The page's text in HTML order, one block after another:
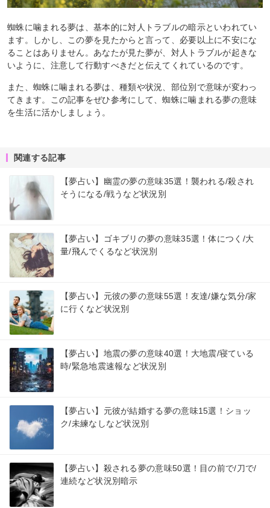
蜘蛛に噛まれる夢は、基本的に対人トラブルの暗示といわれてい
ます。しかし、この夢を見たからと言って、必要以上に不安にな
ることはありません。あなたが見た夢が、対人トラブルが起きな
いように、注意して行動すべきだと伝えてくれているのです。
また、蜘蛛に噛まれる夢は、種類や状況、部位別で意味が変わっ
てきます。この記事をぜひ参考にして、蜘蛛に噛まれる夢の意味
を生活に活かしましょう。
関連する記事
【夢占い】幽霊の夢の意味35選！襲われる/殺され
そうになる/戦うなど状況別
【夢占い】ゴキブリの夢の意味35選！体につく/大
量/飛んでくるなど状況別
【夢占い】元彼の夢の意味55選！友達/嫌な気分/家
に行くなど状況別
【夢占い】地震の夢の意味40選！大地震/寝ている
時/緊急地震速報など状況別
【夢占い】元彼が結婚する夢の意味15選！ショッ
ク/未練なしなど状況別
【夢占い】殺される夢の意味50選！目の前で/刀で/
連続など状況別暗示